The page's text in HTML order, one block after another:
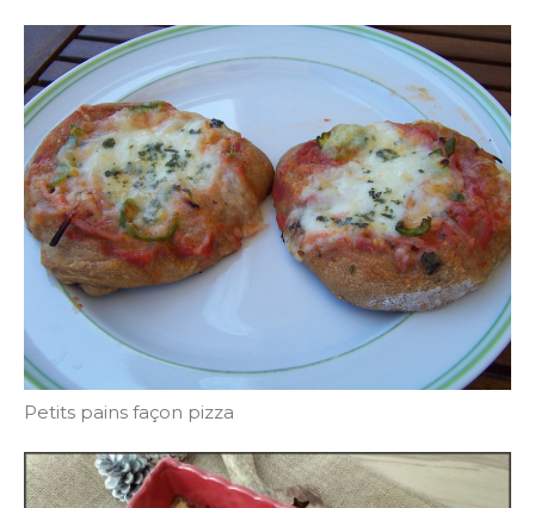
Petits pains façon pizza